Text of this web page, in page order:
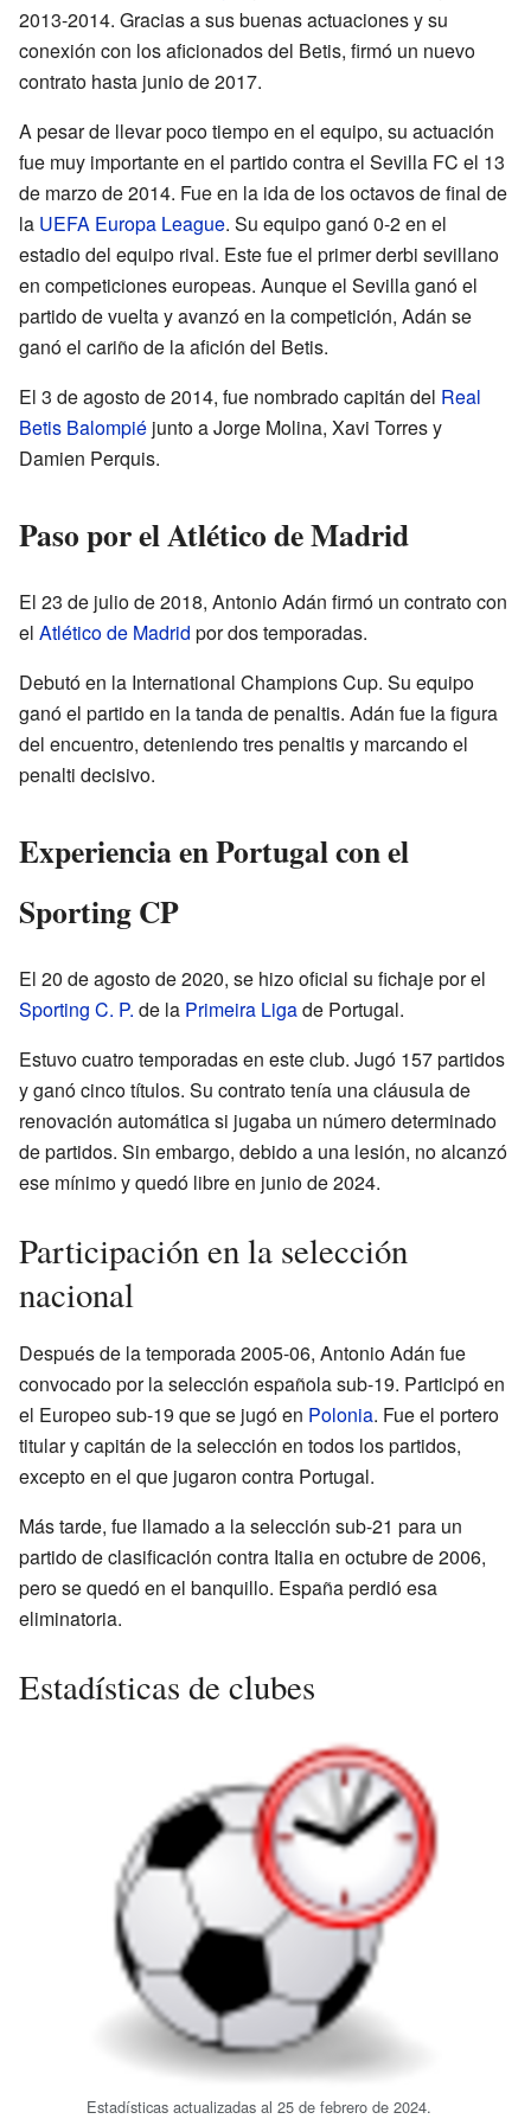
2013-2014. Gracias a sus buenas actuaciones y su
conexión con los aficionados del Betis, firmó un nuevo
contrato hasta junio de 2017.
A pesar de llevar poco tiempo en el equipo, su actuación
fue muy importante en el partido contra el Sevilla FC el 13
de marzo de 2014. Fue en la ida de los octavos de final de
la UEFA Europa League. Su equipo ganó 0-2 en el
estadio del equipo rival. Este fue el primer derbi sevillano
en competiciones europeas. Aunque el Sevilla ganó el
partido de vuelta y avanzó en la competición, Adán se
ganó el cariño de la afición del Betis.
El 3 de agosto de 2014, fue nombrado capitán del Real
Betis Balompié junto a Jorge Molina, Xavi Torres y
Damien Perquis.
Paso por el Atlético de Madrid
El 23 de julio de 2018, Antonio Adán firmó un contrato con
el Atlético de Madrid por dos temporadas.
Debutó en la International Champions Cup. Su equipo
ganó el partido en la tanda de penaltis. Adán fue la figura
del encuentro, deteniendo tres penaltis y marcando el
penalti decisivo.
Experiencia en Portugal con el
Sporting CP
El 20 de agosto de 2020, se hizo oficial su fichaje por el
Sporting C. P. de la Primeira Ligade Portugal.
Estuvo cuatro temporadas en este club. Jugó 157 partidos
y ganó cinco títulos. Su contrato tenía una cláusula de
renovación automática si jugaba un número determinado
de partidos. Sin embargo, debido a una lesión, no alcanzó
ese mínimo y quedó libre en junio de 2024.
Participación en la selección
nacional
Después de la temporada 2005-06, Antonio Adán fue
convocado por la selección española sub-19. Participó en
el Europeo sub-19 que se jugó en Polonia. Fue el portero
titular y capitán de la selección en todos los partidos,
excepto en el que jugaron contra Portugal.
Más tarde, fue llamado a la selección sub-21 para un
partido de clasificación contra Italia en octubre de 2006,
pero se quedó en el banquillo. España perdió esa
eliminatoria.
Estadísticas de clubes
Estadísticas actualizadas al 25 de febrero de 2024.